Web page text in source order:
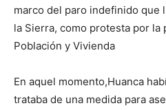
marco del paro indefinido que
la Sierra, como protesta por
Población y Vivienda
En aquel momento,Huanca
trataba de una medida para